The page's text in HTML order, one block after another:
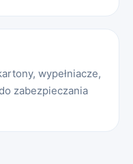
wypełniacze,
zabezpieczania